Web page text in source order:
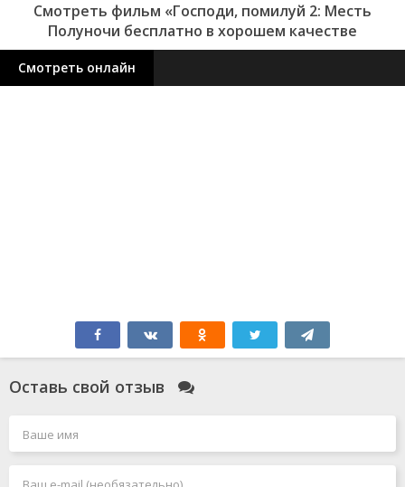
Смотреть фильм «Господи, помилуй 2: Месть
Полуночи бесплатно в хорошем качестве
Смотреть онлайн
Оставь свой отзыв